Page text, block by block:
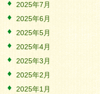
2025年7月
2025年6月
2025年5月
2025年4月
2025年3月
2025年2月
2025年1月